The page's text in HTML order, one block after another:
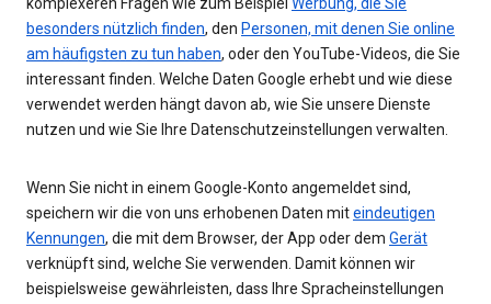
komplexeren Fragen wie zum Beispiel Werbung, die Sie
besonders nützlich finden, den Personen, mit denen Sie online
am häufigsten zu tun haben, oder den YouTube-Videos, die Sie
interessant finden. Welche Daten Google erhebt und wie diese
verwendet werden hängt davon ab, wie Sie unsere Dienste
nutzen und wie Sie Ihre Datenschutzeinstellungen verwalten.
Wenn Sie nicht in einem Google-Konto angemeldet sind,
speichern wir die von uns erhobenen Daten miteindeutigen
Kennungen, die mit dem Browser, der App oder dem Gerät
verknüpft sind, welche Sie verwenden. Damit können wir
beispielsweise gewährleisten, dass Ihre Spracheinstellungen